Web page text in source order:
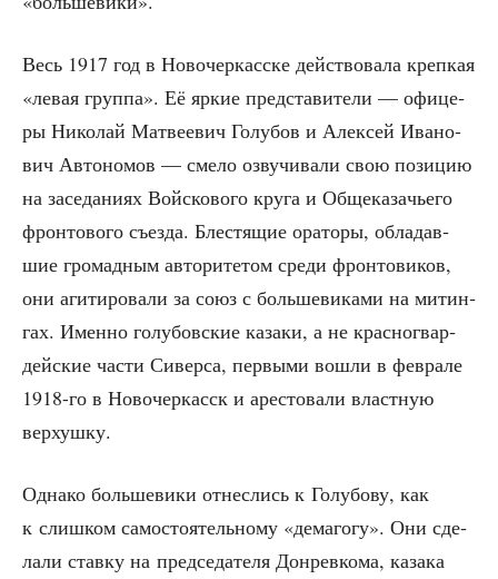
Весь 1917 год в Ново­чер­кас­ске дей­ство­ва­ла креп­кая
«левая груп­па». Её яркие пред­ста­ви­те­ли — офи­це­
ры Нико­лай Мат­ве­е­вич Голу­бов и Алек­сей Ива­но­
вич Авто­но­мов — сме­ло озву­чи­ва­ли свою пози­цию
на засе­да­ни­ях Вой­ско­во­го кру­га и Обще­ка­за­чье­го
фрон­то­во­го съез­да. Бле­стя­щие ора­то­ры, обла­дав­
шие гро­мад­ным авто­ри­те­том сре­ди фрон­то­ви­ков,
они аги­ти­ро­ва­ли за союз с боль­ше­ви­ка­ми на митин­
гах. Имен­но голу­бов­ские каза­ки, а не крас­но­гвар­
дей­ские части Сивер­са, пер­вы­ми вошли в фев­ра­ле
1918-го в Ново­чер­касск и аре­сто­ва­ли власт­ную
верхушку.
Одна­ко боль­ше­ви­ки отнес­лись к Голу­бо­ву, как
к слиш­ком само­сто­я­тель­но­му «дема­го­гу». Они сде­
ла­ли став­ку на пред­се­да­те­ля Дон­рев­ко­ма, каза­ка